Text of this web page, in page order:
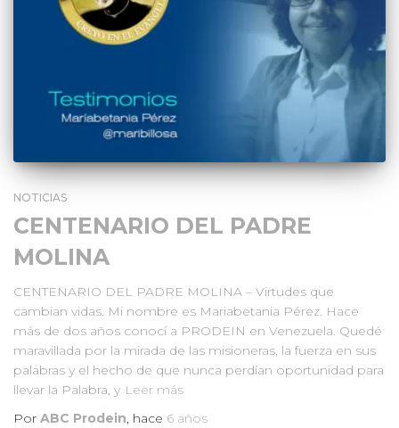
NOTICIAS
CENTENARIO DEL PADRE
MOLINA
CENTENARIO DEL PADRE MOLINA – Virtudes que
cambian vidas. Mi nombre es Mariabetania Pérez. Hace
más de dos años conocí a PRODEIN en Venezuela. Quedé
maravillada por la mirada de las misioneras, la fuerza en sus
palabras y el hecho de que nunca perdían oportunidad para
llevar la Palabra, y Leer más
Por ABC Prodein, hace 6 años